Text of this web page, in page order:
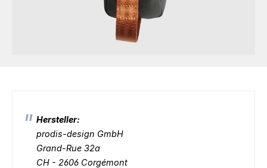
Hersteller:
prodis-design GmbH
Grand-Rue 32a
CH - 2606 Corgémont